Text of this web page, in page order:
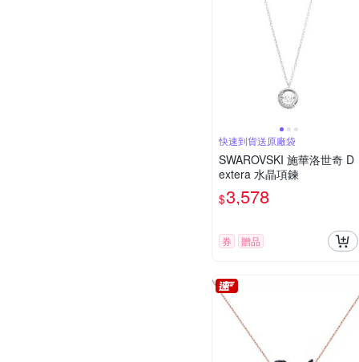
快速到貨送原廠袋
SWAROVSKI 施華洛世奇 D
extera 水晶項鍊
$3,578
券 贈品